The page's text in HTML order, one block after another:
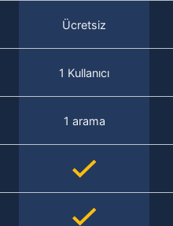
Ücretsiz
1 Kullanıcı
1 arama